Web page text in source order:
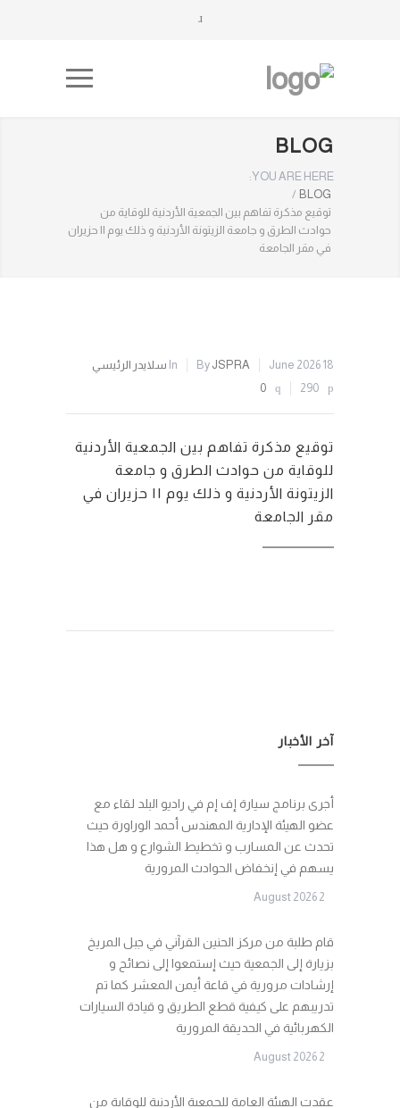
BLOG
YOU ARE HERE:
BLOG
/
توقيع مذكرة تفاهم بين الجمعية الأردنية للوقاية من
حوادث الطرق و جامعة الزيتونة الأردنية و ذلك يوم ١١ حزيران
في مقر الجامعة
18 June 2026
By JSPRA
In سلايدر الرئيسي
290
0
توقيع مذكرة تفاهم بين الجمعية الأردنية
للوقاية من حوادث الطرق و جامعة
الزيتونة الأردنية و ذلك يوم ١١ حزيران في
مقر الجامعة
آخر الأخبار
أجرى برنامج سيارة إف إم في راديو البلد لقاء مع
عضو الهيئة الإدارية المهندس أحمد الوراورة حيث
تحدث عن المسارب و تخطيط الشوارع و هل هذا
يسهم في إنخفاض الحوادث المرورية
2 August 2026
قام طلبة من مركز الحنين القرآني في جبل المريخ
بزيارة إلى الجمعية حيث إستمعوا إلى نصائح و
إرشادات مرورية في قاعة أيمن المعشر كما تم
تدريبهم على كيفية قطع الطريق و قيادة السيارات
الكهربائية في الحديقة المرورية
2 August 2026
عقدت الهيئة العامة للجمعية الأردنية للوقاية من